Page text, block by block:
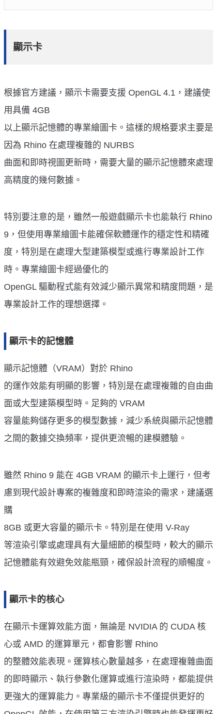
顯示卡
根據官方建議，顯示卡需要支援 OpenGL 4.1，建議使
用具備 4GB
以上顯示記憶體的專業繪圖卡。這樣的規格要求主要是
因為 Rhino 在處理複雜的 NURBS
曲面和即時視圖更新時，需要大量的顯示記憶體來處理
高精度的幾何數據。
特別要注意的是，雖然一般遊戲顯示卡也能執行 Rhino
9，但使用專業繪圖卡能確保軟體運作的穩定性和精確
度，特別是在處理大型建築模型或進行專業設計工作
時。專業繪圖卡經過優化的
OpenGL 驅動程式能有效減少顯示異常和精度問題，是
專業設計工作的理想選擇。
顯示卡的記憶體
顯示記憶體（VRAM）對於 Rhino
的運作效能有明顯的影響，特別是在處理複雜的自由曲
面或大型建築模型時。足夠的 VRAM
容量能夠儲存更多的模型數據，減少系統與顯示記憶體
之間的數據交換頻率，提供更流暢的建模體驗。
雖然 Rhino 9 能在 4GB VRAM 的顯示卡上運行，但考
慮到現代設計專案的複雜度和即時渲染的需求，建議選
購
8GB 或更大容量的顯示卡。特別是在使用 V-Ray
等渲染引擎或處理具有大量細節的模型時，較大的顯示
記憶體能有效避免效能瓶頸，確保設計流程的順暢度。
顯示卡的核心
在顯示卡運算效能方面，無論是 NVIDIA 的 CUDA 核
心或 AMD 的運算單元，都會影響 Rhino
的整體效能表現。運算核心數量越多，在處理複雜曲面
的即時顯示、執行參數化運算或進行渲染時，都能提供
更強大的運算能力。專業級的顯示卡不僅提供更好的